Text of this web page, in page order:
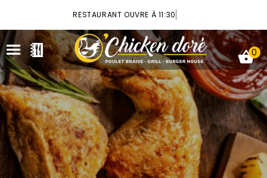
RESTAURANT OUVRE À 11:30
ACCUEIL
LA CARTE
0